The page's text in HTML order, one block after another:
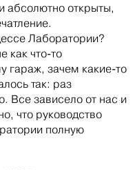
абсолютно открыты,
Лаборатории?
как что-то
гараж, зачем какие-то
так: раз
Все зависело от нас и
что руководство
полную